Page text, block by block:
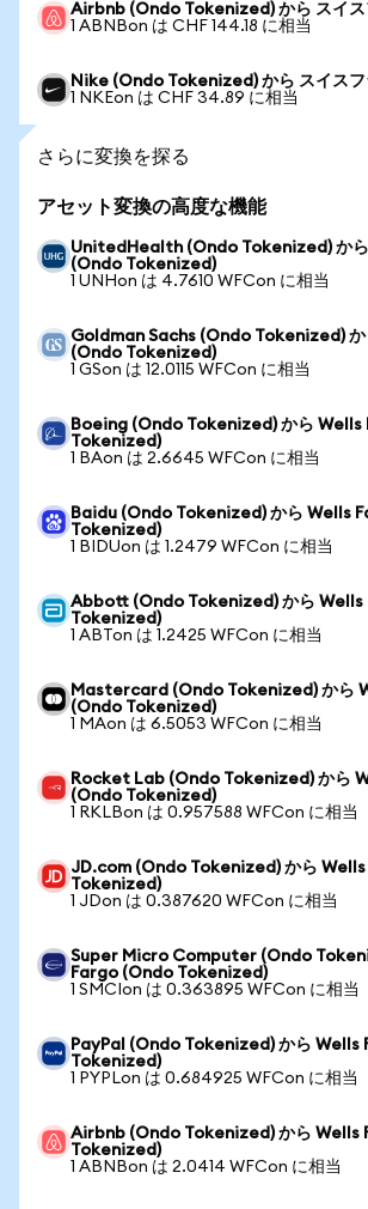
Airbnb (Ondo Tokenized) から スイス
1 ABNBon は CHF 144.18 に相当
Nike (Ondo Tokenized) から スイスフ
1 NKEon は CHF 34.89 に相当
さらに変換を探る
アセット変換の高度な機能
UnitedHealth (Ondo Tokenized) か
(Ondo Tokenized)
1 UNHon は 4.7610 WFCon に相当
Goldman Sachs (Ondo Tokenized)
(Ondo Tokenized)
1 GSon は 12.0115 WFCon に相当
Boeing (Ondo Tokenized) から
Tokenized)
1 BAon は 2.6645 WFCon に相当
Baidu (Ondo Tokenized) から Wells
Tokenized)
1 BIDUon は 1.2479 WFCon に相当
Abbott (Ondo Tokenized) から Wells
Tokenized)
1 ABTon は 1.2425 WFCon に相当
Mastercard (Ondo Tokenized) から
(Ondo Tokenized)
1 MAon は 6.5053 WFCon に相当
Rocket Lab (Ondo Tokenized) から
(Ondo Tokenized)
1 RKLBon は 0.957588 WFCon に相当
JD.com (Ondo Tokenized) から
Tokenized)
1 JDon は 0.387620 WFCon に相当
Super Micro Computer (Ondo
Fargo (Ondo Tokenized)
1 SMCIon は 0.363895 WFCon に相当
PayPal (Ondo Tokenized) から Wells
Tokenized)
1 PYPLon は 0.684925 WFCon に相当
Airbnb (Ondo Tokenized) から Wells
Tokenized)
1 ABNBon は 2.0414 WFCon に相当